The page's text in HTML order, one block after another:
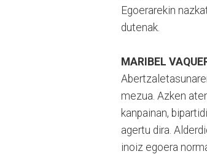
Egoerarekin
dutenak.
MARIBEL
mezua. Azken
kanpainan,
agertu dira.
inoiz egoera